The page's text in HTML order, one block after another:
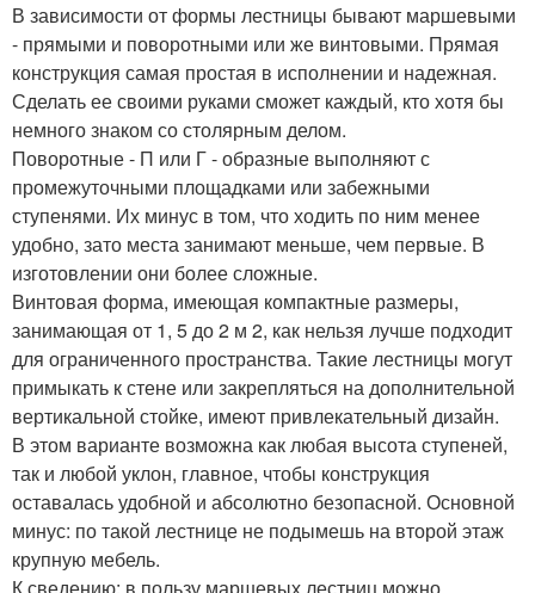
В зависимости от формы лестницы бывают маршевыми
- прямыми и поворотными или же винтовыми. Прямая
конструкция самая простая в исполнении и надежная.
Сделать ее своими руками сможет каждый, кто хотя бы
немного знаком со столярным делом.
Поворотные - П или Г - образные выполняют с
промежуточными площадками или забежными
ступенями. Их минус в том, что ходить по ним менее
удобно, зато места занимают меньше, чем первые. В
изготовлении они более сложные.
Винтовая форма, имеющая компактные размеры,
занимающая от 1, 5 до 2 м 2, как нельзя лучше подходит
для ограниченного пространства. Такие лестницы могут
примыкать к стене или закрепляться на дополнительной
вертикальной стойке, имеют привлекательный дизайн.
В этом варианте возможна как любая высота ступеней,
так и любой уклон, главное, чтобы конструкция
оставалась удобной и абсолютно безопасной. Основной
минус: по такой лестнице не подымешь на второй этаж
крупную мебель.